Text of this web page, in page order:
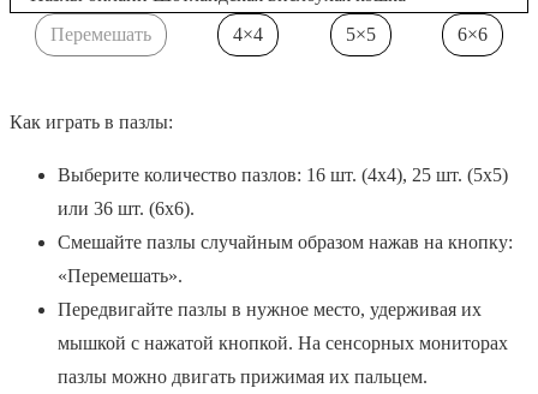
Перемешать 4×4 5×5 6×6
Как играть в пазлы:
Выберите количество пазлов: 16 шт. (4х4), 25 шт. (5х5)
или 36 шт. (6х6).
Смешайте пазлы случайным образом нажав на кнопку:
«Перемешать».
Передвигайте пазлы в нужное место, удерживая их
мышкой с нажатой кнопкой. На сенсорных мониторах
пазлы можно двигать прижимая их пальцем.